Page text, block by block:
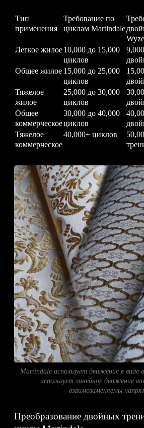
Тип
применения
Требование по
циклам Martindale
Легкое жилое10,000 до 15,000
циклов
Общее жилое 15,000 до 25,000
циклов
Тяжелое
жилое
25,000 до 30,000
циклов
Общее
коммерческое
30,000 до 40,000
циклов
Тяжелое
коммерческое
40,000+ циклов
Martindale использует движение в виде
использует линейное движение
взаимозаменяемы
Преобразование двойных